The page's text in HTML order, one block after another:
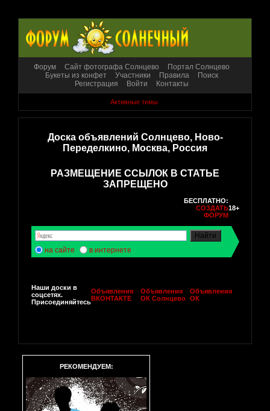
Форум Сайт фотографа Солнцево
Портал Солнцево
Букеты из конфет
Участники Правила
Поиск
Регистрация
Войти Контакты
Активные темы
Доска объявлений Солнцево, Ново-
Переделкино, Москва, Россия
РАЗМЕЩЕНИЕ ССЫЛОК В СТАТЬЕ
ЗАПРЕЩЕНО
БЕСПЛАТНО:
СОЗДАТЬ
ФОРУМ
18+
на сайте в интернете
Наши доски в
соцсетях.
Присоединяйтесь
Объявления
ВКОНТАКТЕ
Объявления
ОК Солнцево
Объявления
ОК
РЕКОМЕНДУЕМ: